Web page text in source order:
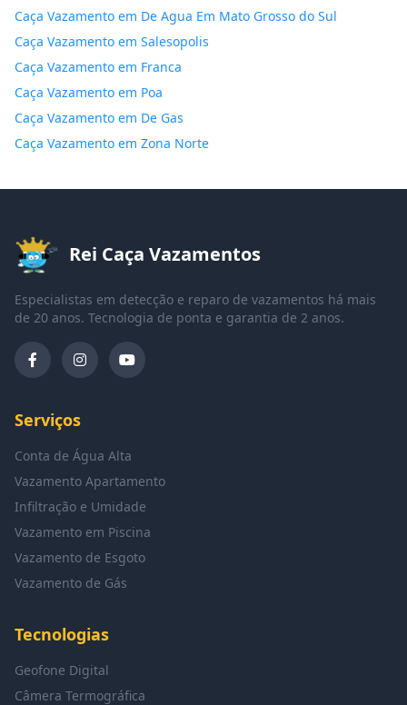
Caça Vazamento em De Agua Em Mato Grosso do Sul
Caça Vazamento em Salesopolis
Caça Vazamento em Franca
Caça Vazamento em Poa
Caça Vazamento em De Gas
Caça Vazamento em Zona Norte
Rei Caça Vazamentos
Especialistas em detecção e reparo de vazamentos há mais
de 20 anos. Tecnologia de ponta e garantia de 2 anos.
Serviços
Conta de Água Alta
Vazamento Apartamento
Infiltração e Umidade
Vazamento em Piscina
Vazamento de Esgoto
Vazamento de Gás
Tecnologias
Geofone Digital
Câmera Termográfica